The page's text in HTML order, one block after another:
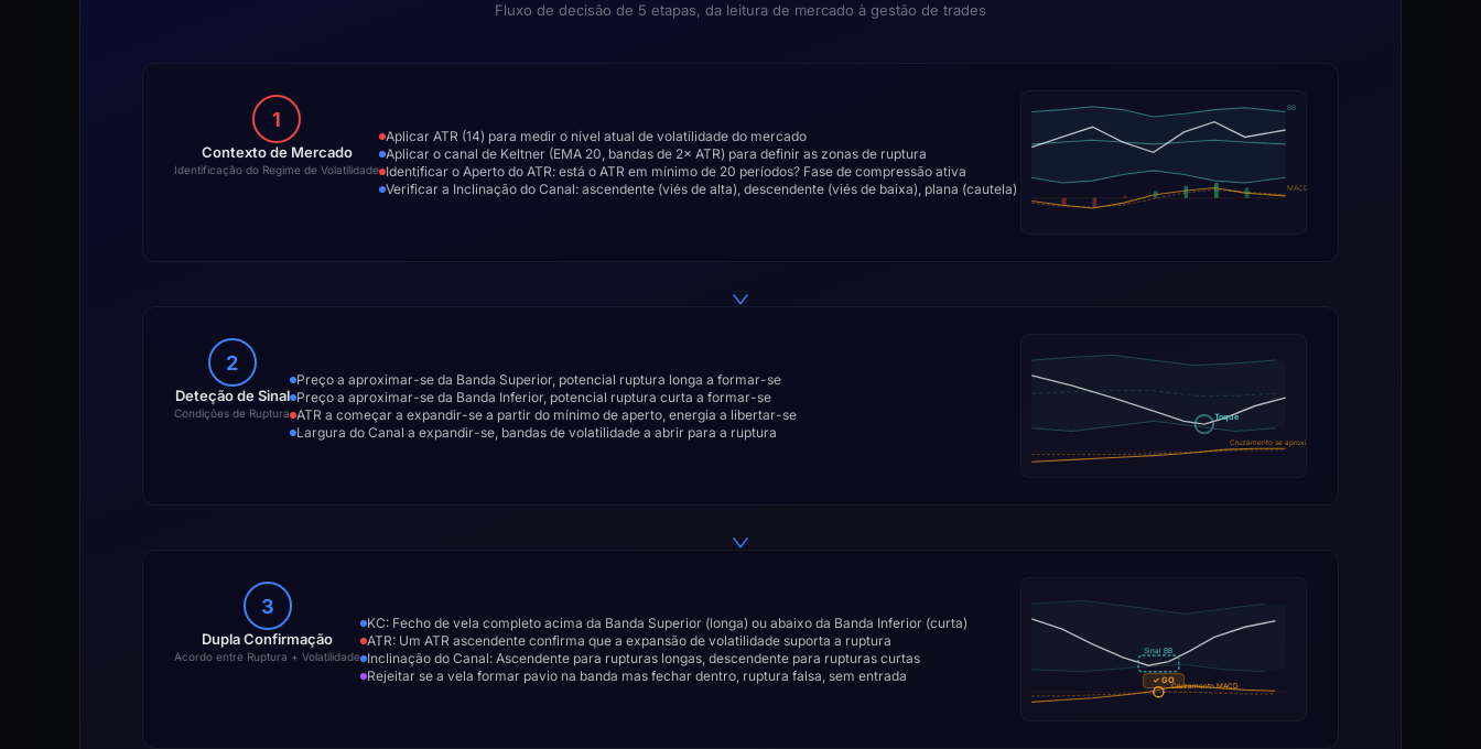
Fluxo de decisão de 5 etapas, da leitura de mercado à gestão de trades
1
Contexto de Mercado
Identificação do Regime de Volatilidade
Aplicar ATR (14) para medir o nível atual de volatilidade do mercado
Aplicar o canal de Keltner (EMA 20, bandas de 2× ATR) para definir as zonas de ruptura
Identificar o Aperto do ATR: está o ATR em mínimo de 20 períodos? Fase de compressão ativa
Verificar a Inclinação do Canal: ascendente (viés de alta), descendente (viés de baixa), plana (cautela)
BB
MACD
2
Deteção de Sinal
Condições de Ruptura
Preço a aproximar-se da Banda Superior, potencial ruptura longa a formar-se
Preço a aproximar-se da Banda Inferior, potencial ruptura curta a formar-se
ATR a começar a expandir-se a partir do mínimo de aperto, energia a libertar-se
Largura do Canal a expandir-se, bandas de volatilidade a abrir para a ruptura
Toque
Cruzamento se aproximando
3
Dupla Confirmação
Acordo entre Ruptura + Volatilidade
KC: Fecho de vela completo acima da Banda Superior (longa) ou abaixo da Banda Inferior (curta)
ATR: Um ATR ascendente confirma que a expansão de volatilidade suporta a ruptura
Inclinação do Canal: Ascendente para rupturas longas, descendente para rupturas curtas
Rejeitar se a vela formar pavio na banda mas fechar dentro, ruptura falsa, sem entrada
Sinal BB
Cruzamento MACD
✓ GO